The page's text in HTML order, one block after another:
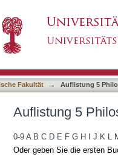
Fakultät → Auflistung 5
Auflistung 5
0-9 A B C D E F G H J K L
Oder geben Sie die ersten